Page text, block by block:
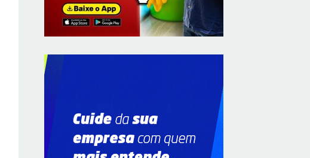
8/7/2026
Flávio Bolsonaro declara apoio a Rodrigo
Valadares e Coronel Rocha na disputa
8/7/2026
Opinião: Diplomas para um mundo que
Distrito Federal entra em alerta laranja de
perigo para baixa umidade do ar nesta
sexta-feira (7)